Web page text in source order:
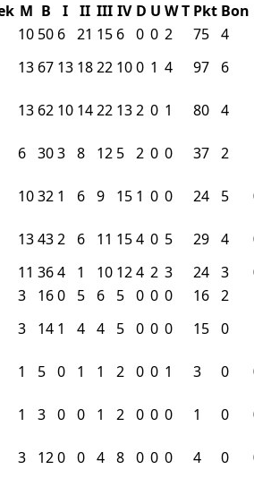
M B I II III IV D U WT Pkt Bon
10 50 6 21 15 6 0 0 2 75 4
13 67 13 1822 100 1 4 97 6
13 62 10 1422 132 0 1 80 4
6 303 8 12 5 2 0 0 37 2
1032 1 6 9 15 1 0 0 24 5
13432 6 11 154 0 5 29 4
11 364 1 10 124 2 3 24 3
3 160 5 6 5 0 0 0 16 2
3 14 1 4 4 5 0 0 0 15 0
1 5 0 1 1 2 0 0 1 3 0
1 3 0 0 1 2 0 0 0 1 0
3 120 0 4 8 0 0 0 4 0